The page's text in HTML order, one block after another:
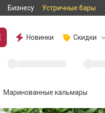
Бизнесу Устричные бары
Новинки Скидки
Маринованные кальмары